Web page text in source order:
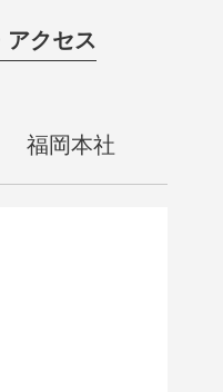
アクセス
福岡本社